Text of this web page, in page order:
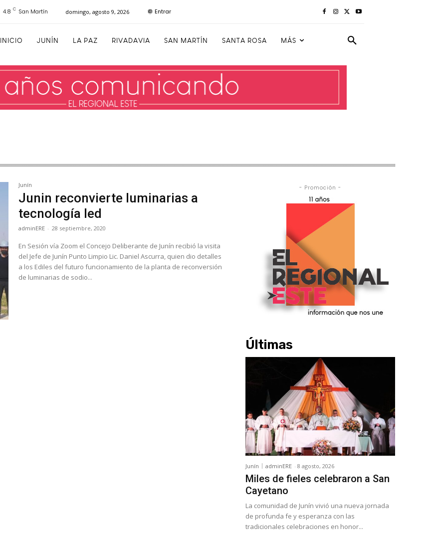
4.8 C San Martín domingo, agosto 9, 2026 Entrar
INICIO JUNÍN LA PAZ RIVADAVIA SAN MARTÍN SANTA ROSA MÁS
Junín
Junin reconvierte luminarias a
tecnología led
adminERE - 28 septiembre, 2020
En Sesión vía Zoom el Concejo Deliberante de Junín recibió la visita
del Jefe de Junín Punto Limpio Lic. Daniel Ascurra, quien dio detalles
a los Ediles del futuro funcionamiento de la planta de reconversión
de luminarias de sodio...
- Promoción -
Últimas
Junín adminERE - 8 agosto, 2026
Miles de fieles celebraron a San
Cayetano
La comunidad de Junín vivió una nueva jornada
de profunda fe y esperanza con las
tradicionales celebraciones en honor...